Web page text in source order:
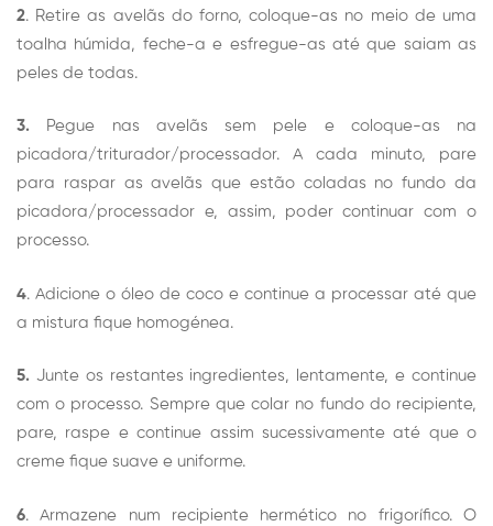
2. Retire as avelãs do forno, coloque-as no meio de uma
toalha húmida, feche-a e esfregue-as até que saiam as
peles de todas.
3. Pegue nas avelãs sem pele e coloque-as na
picadora/triturador/processador. A cada minuto, pare
para raspar as avelãs que estão coladas no fundo da
picadora/processador e, assim, poder continuar com o
processo.
4. Adicione o óleo de coco e continue a processar até que
a mistura fique homogénea.
5. Junte os restantes ingredientes, lentamente, e continue
com o processo. Sempre que colar no fundo do recipiente,
pare, raspe e continue assim sucessivamente até que o
creme fique suave e uniforme.
6. Armazene num recipiente hermético no frigorífico. O